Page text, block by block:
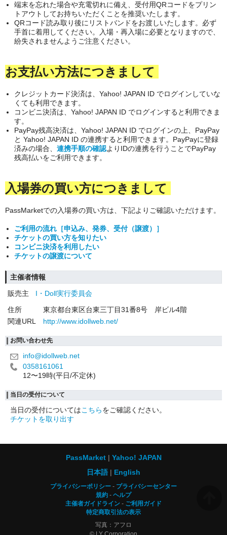
端末を忘れた場合や充電切れに備え、受付用QRコードをプリン
トアウトしてお持ちいただくことを推奨いたします。
QRコード読み取り後にリストバンドをお渡しいたします。必ず
手首に着用してください。入場・再入場に必要となりますので、
紛失されませんようご注意ください。
お支払い方法につきまして
クレジットカード決済は、Yahoo! JAPAN ID でログインしていな
くても利用できます。
コンビニ決済は、 Yahoo! JAPAN ID でログインすると利用できま
す。
PayPay残高決済は Yahoo! JAPAN ID でログインの上、 PayPay
と Yahoo! JAPAN ID の連携すると利用できます。 PayPayに登録
済みの場合、 連携手順の確認よりIDの連携を行うことでPayPay
残高払いをご利用できます。
入場券の買い方につきまして
PassMarketでの入場券の買い方は、下記よりご確認いただけます。
ご利用の流れ［申込み、発券、受付（譲渡）］
チケットの買い方を知りたい
コンビニ決済を利用したい
チケットの譲渡について
主催者情報
販売主
I・Doll実行委員会
住所
東京都台東区台東三丁目31番8号 岸ビル4階
関連URL
http://www.idollweb.net/
お問い合わせ先
info@idollweb.net
0358161061
12〜19時(平日/不定休)
当日の受付について
当日の受付についてはこちらをご確認ください。
チケットを取り出す
PassMarket
Yahoo! JAPAN
日本語
English
プライバシーポリシー
プライバシーセンター
規約
ヘルプ
主催者ガイドライン
ご利用ガイド
特定商取引法の表示
写真：アフロ